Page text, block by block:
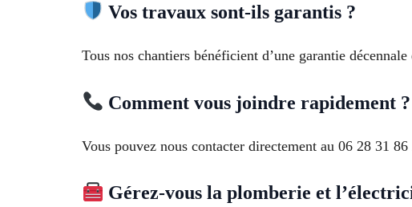
Vos travaux sont-ils garantis ?
Tous nos chantiers bénéficient d’une garantie
Comment vous joindre rapidement ?
Vous pouvez nous contacter directement au 06 28 31
Gérez-vous la plomberie et